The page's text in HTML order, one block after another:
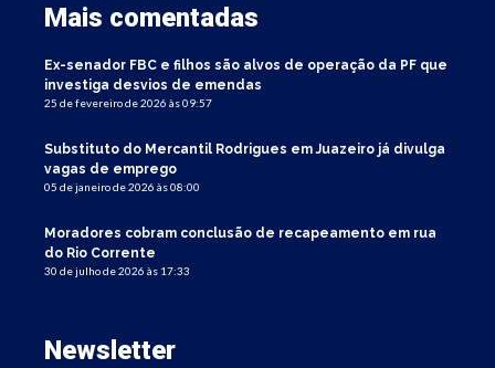
Mais comentadas
Ex-senador FBC e filhos são alvos de operação da PF que
investiga desvios de emendas
25 de fevereiro de 2026 às 09:57
Substituto do Mercantil Rodrigues em Juazeiro já divulga
vagas de emprego
05 de janeiro de 2026 às 08:00
Moradores cobram conclusão de recapeamento em rua
do Rio Corrente
30 de julho de 2026 às 17:33
Newsletter